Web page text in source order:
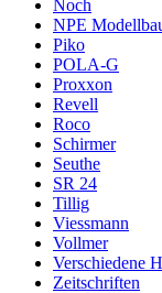
Noch
NPE
Piko
POLA-G
Proxxon
Revell
Roco
Schirmer
Seuthe
SR 24
Tillig
Viessmann
Vollmer
Verschiedene
Zeitschriften